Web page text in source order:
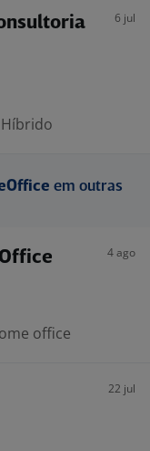
6 jul
Híbrido
em outras
4 ago
office
22 jul